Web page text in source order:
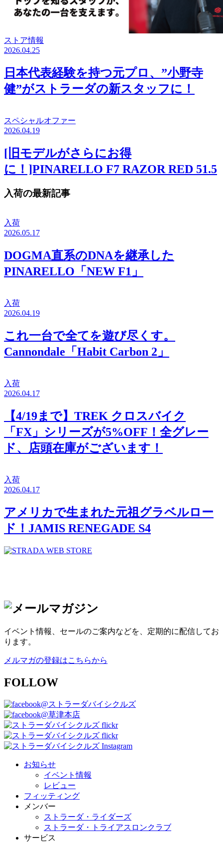
ストア情報
2026.04.25
日本代表経験を持つ元プロ、”小野寺
健”がストラーダの新スタッフに！
スペシャルオファー
2026.04.19
[旧モデルがさらにお得
に！]PINARELLO F7 RAZOR RED 51.5
入荷の最新記事
入荷
2026.05.17
DOGMA直系のDNAを継承した
PINARELLO「NEW F1」
入荷
2026.04.19
これ一台で全てを遊び尽くす。
Cannondale「Habit Carbon 2」
入荷
2026.04.17
【4/19まで】TREK クロスバイク
「FX」シリーズが5%OFF！全グレー
ド、店頭在庫がございます！
入荷
2026.04.17
アメリカで生まれた元祖グラベルロー
ド！JAMIS RENEGADE S4
イベント情報、セールのご案内などを、定期的に配信してお
ります。
メルマガの登録はこちらから
FOLLOW
@ストラーダバイシクルズ
@草津本店
お知らせ
イベント情報
レビュー
フィッティング
メンバー
ストラーダ・ライダーズ
ストラーダ・トライアスロンクラブ
サービス